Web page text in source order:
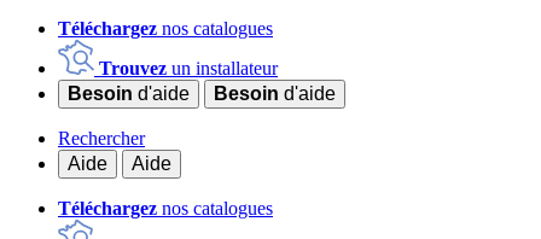
Téléchargez nos catalogues
Trouvez un installateur
Besoin d'aide Besoin d'aide
Rechercher
Aide
Aide
Téléchargez nos catalogues